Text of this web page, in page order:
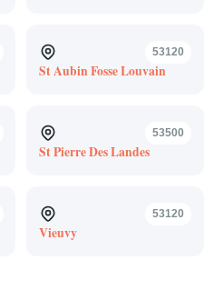
53120
St Aubin Fosse Louvain
53500
St Pierre Des Landes
53120
Vieuvy